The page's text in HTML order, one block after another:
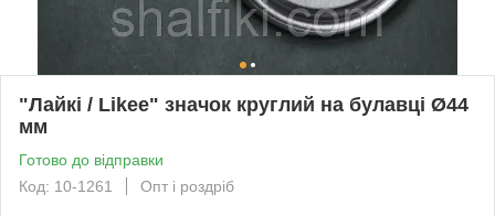
"Лайкі / Likee" значок круглий на булавці Ø44
мм
Готово до відправки
Код: 10-1261
Опт і роздріб